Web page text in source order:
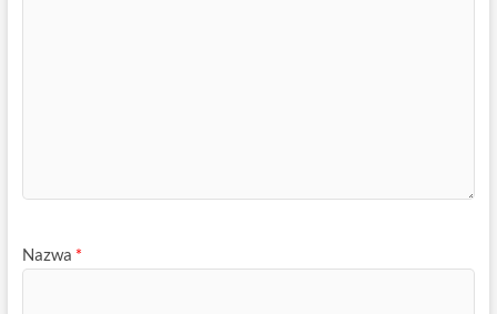
Nazwa *